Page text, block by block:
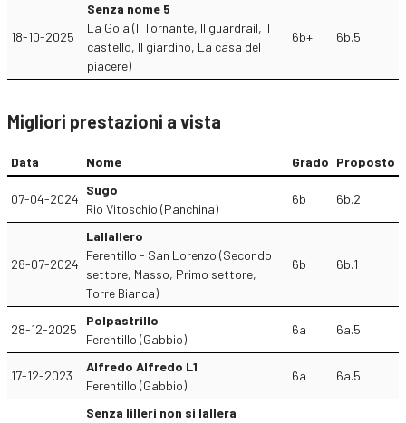
18-10-2025
Senza nome 5
La Gola (Il Tornante, Il guardrail, Il
castello, Il giardino, La casa del
piacere)
6b+ 6b.5
Migliori prestazioni a vista
Data Nome Grado Proposto
07-04-2024
Sugo
Rio Vitoschio (Panchina)
6b 6b.2
28-07-2024
Lallallero
Ferentillo - San Lorenzo (Secondo
settore, Masso, Primo settore,
Torre Bianca)
6b 6b.1
28-12-2025
Polpastrillo
Ferentillo (Gabbio)
6a 6a.5
17-12-2023
Alfredo Alfredo L1
Ferentillo (Gabbio)
6a 6a.5
Senza lilleri non si lallera